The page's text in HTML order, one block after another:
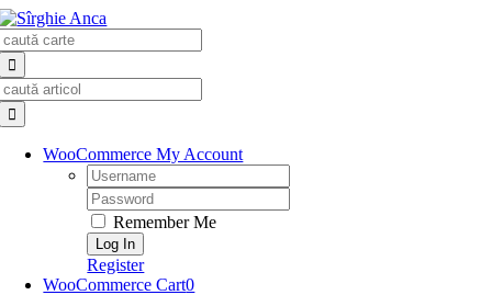
Skip
to
content
WooCommerce My Account
Username:
Password:
Remember Me
Register
WooCommerce Cart0